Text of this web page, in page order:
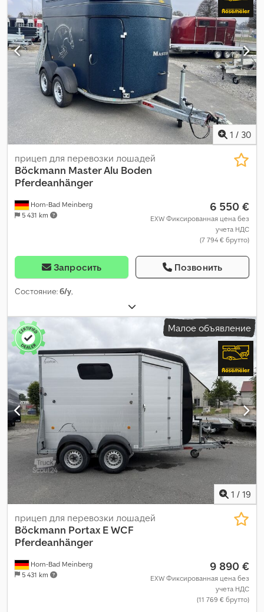
1 / 30
Horn-Bad Meinberg
5 431 km
прицеп для перевозки лошадей
Böckmann Master Alu Boden
Pferdeanhänger
6 550 €
EXW Фиксированная цена без
учета НДС
(7 794 € брутто)
Запросить Позвонить
Состояние:б/у,
Малое объявление
1 / 19
Horn-Bad Meinberg
5 431 km
прицеп для перевозки лошадей
Böckmann Portax E WCF
Pferdeanhänger
9 890 €
EXW Фиксированная цена без
учета НДС
(11 769 € брутто)